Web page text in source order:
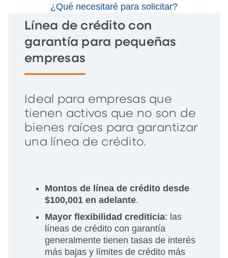
¿Qué necesitaré para solicitar?
Línea de crédito con
garantía para pequeñas
empresas
Ideal para empresas que
tienen activos que no son de
bienes raíces para garantizar
una línea de crédito.
Montos de línea de crédito desde
$100,001 en adelante.
Mayor flexibilidad crediticia: las
líneas de crédito con garantía
generalmente tienen tasas de interés
más bajas y límites de crédito más